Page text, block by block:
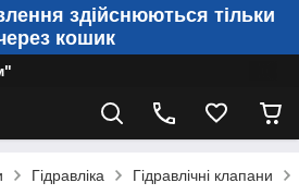
здійснюються тільки
кошик
Гідравліка Гідравлічні клапани